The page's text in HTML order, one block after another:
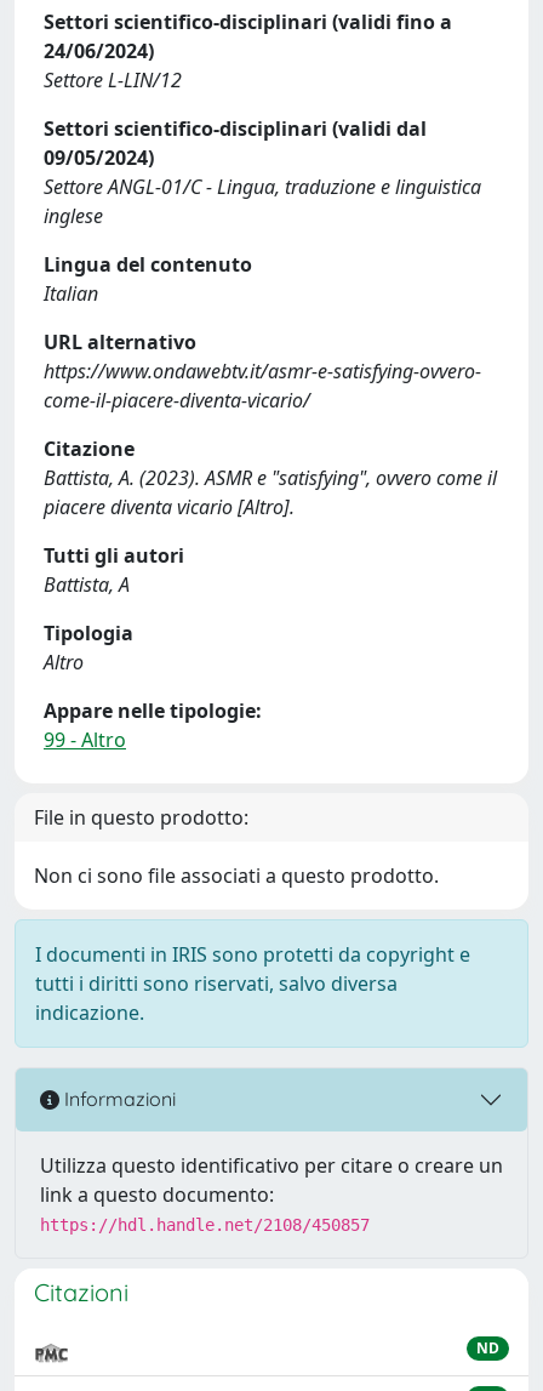
Settori scientifico-disciplinari (validi fino a
24/06/2024)
Settore L-LIN/12
Settori scientifico-disciplinari (validi dal
09/05/2024)
Settore ANGL-01/C - Lingua, traduzione e linguistica
inglese
Lingua del contenuto
Italian
URL alternativo
https://www.ondawebtv.it/asmr-e-satisfying-ovvero-
come-il-piacere-diventa-vicario/
Citazione
Battista, A. (2023). ASMR e "satisfying", ovvero come il
piacere diventa vicario [Altro].
Tutti gli autori
Battista, A
Tipologia
Altro
Appare nelle tipologie:
99 - Altro
File in questo prodotto:
Non ci sono file associati a questo prodotto.
I documenti in IRIS sono protetti da copyright e
tutti i diritti sono riservati, salvo diversa
indicazione.
Informazioni
Utilizza questo identificativo per citare o creare un
link a questo documento:
https://hdl.handle.net/2108/450857
Citazioni
ND